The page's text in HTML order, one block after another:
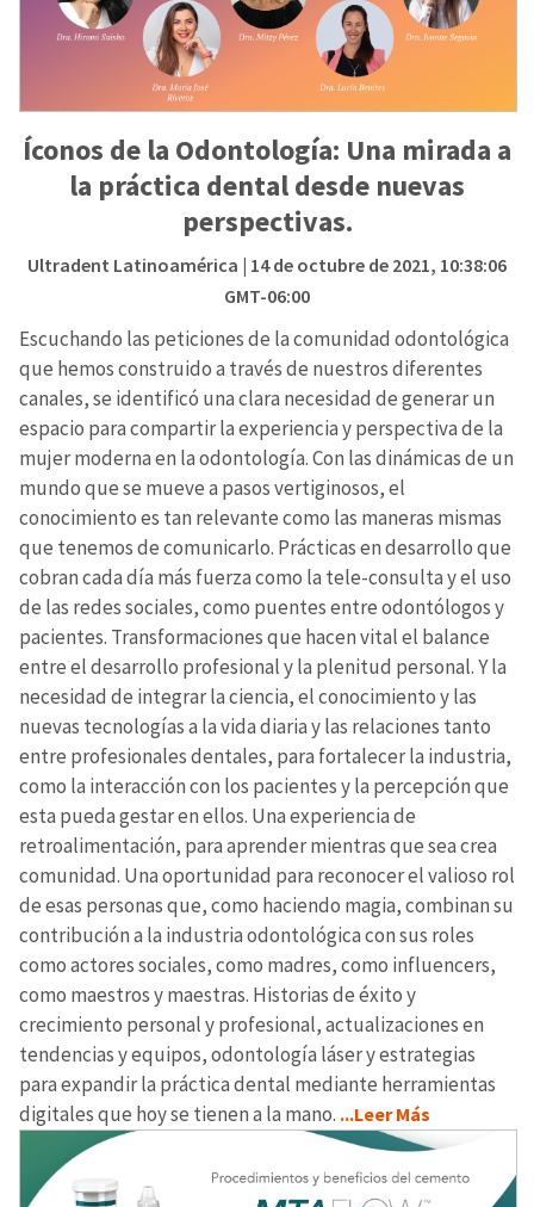
Íconos de la Odontología: Una mirada a
la práctica dental desde nuevas
perspectivas.
Ultradent Latinoamérica | 14 de octubre de 2021, 10:38:06
GMT-06:00
Escuchando las peticiones de la comunidad odontológica
que hemos construido a través de nuestros diferentes
canales, se identificó una clara necesidad de generar un
espacio para compartir la experiencia y perspectiva de la
mujer moderna en la odontología. Con las dinámicas de un
mundo que se mueve a pasos vertiginosos, el
conocimiento es tan relevante como las maneras mismas
que tenemos de comunicarlo. Prácticas en desarrollo que
cobran cada día más fuerza como la tele-consulta y el uso
de las redes sociales, como puentes entre odontólogos y
pacientes. Transformaciones que hacen vital el balance
entre el desarrollo profesional y la plenitud personal. Y la
necesidad de integrar la ciencia, el conocimiento y las
nuevas tecnologías a la vida diaria y las relaciones tanto
entre profesionales dentales, para fortalecer la industria,
como la interacción con los pacientes y la percepción que
esta pueda gestar en ellos. Una experiencia de
retroalimentación, para aprender mientras que sea crea
comunidad. Una oportunidad para reconocer el valioso rol
de esas personas que, como haciendo magia, combinan su
contribución a la industria odontológica con sus roles
como actores sociales, como madres, como influencers,
como maestros y maestras. Historias de éxito y
crecimiento personal y profesional, actualizaciones en
tendencias y equipos, odontología láser y estrategias
para expandir la práctica dental mediante herramientas
digitales que hoy se tienen a la mano. ...Leer Más